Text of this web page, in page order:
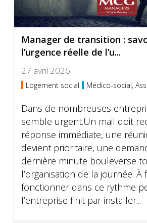
Manager de transition :
l’urgence réelle de l’u...
27 avril 2026
Logement social Médico-social,
Dans de nombreuses
semble urgent.Un mail doit
réponse immédiate, une
devient prioritaire, une
dernière minute bouleverse
l’organisation de la journée. À
fonctionner dans ce rythme
l’entreprise finit par installer...